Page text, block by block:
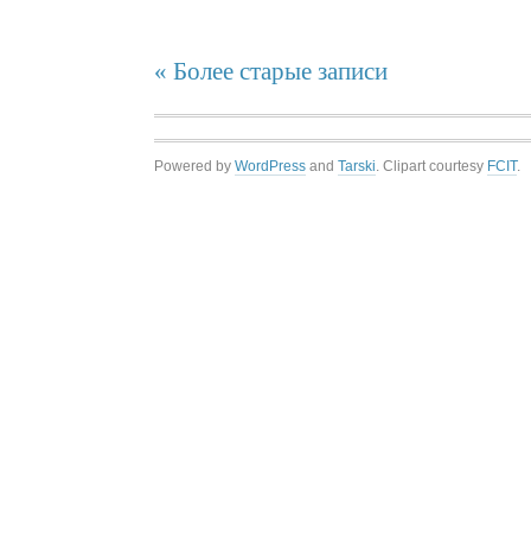
« Более старые записи
Powered by WordPress and Tarski. Clipart courtesy FCIT.